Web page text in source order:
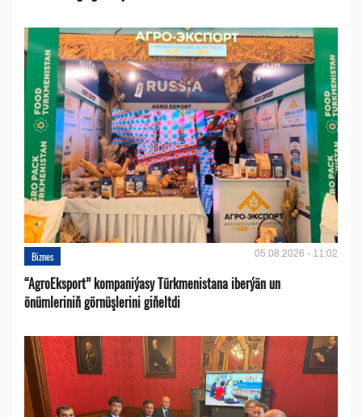
Biznes 05.08.2026 - 11:02
“AgroEksport” kompaniýasy Türkmenistana iberýän un
önümleriniň görnüşlerini giňeltdi